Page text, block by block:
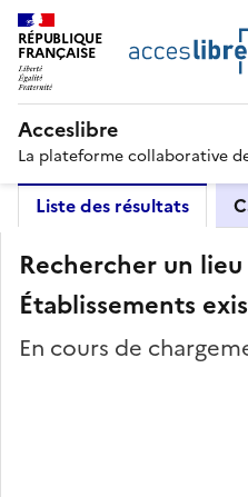
RÉPUBLIQUE
FRANÇAISE
Acceslibre
La plateforme collaborative
Liste des résultats
Rechercher un lieu
Établissements
En cours de